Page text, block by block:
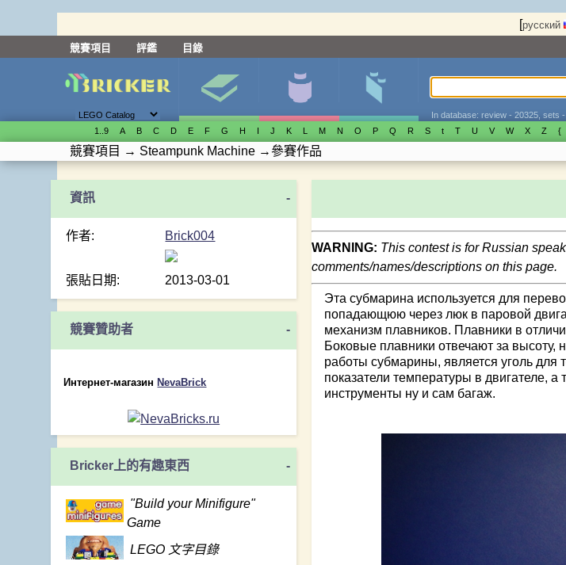
[русский
競賽項目 評鑑 目錄
In database: review - 20325, sets
1..9 A B C D E F G H I J K L M N O P Q R S t T U V W X Z {
競賽項目 → Steampunk Machine →參賽作品
-
作者: Brick004
張貼日期: 2013-03-01
競賽贊助者 -
Интернет-магазин NevaBrick
Bricker上的有趣東西 -
"Build your Minifigure"
Game
LEGO 文字目錄
WARNING: This contest is for Russian
comments/names/descriptions on this page.
Эта субмарина используется для
попадающюю через люк в паровой
механизм плавников. Плавники в
Боковые плавники отвечают за
работы субмарины, является уголь для
показатели температуры в двигателе,
инструменты ну и сам багаж.